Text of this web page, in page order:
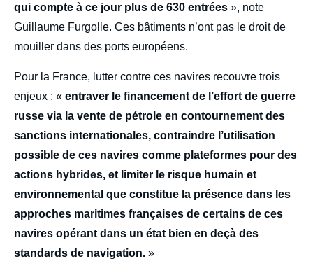
qui compte à ce jour plus de 630 entrées », note
Guillaume Furgolle. Ces bâtiments n’ont pas le droit de
mouiller dans des ports européens.
Pour la France, lutter contre ces navires recouvre trois
enjeux : « entraver le financement de l’effort de guerre
russe via la vente de pétrole en contournement des
sanctions internationales, contraindre l’utilisation
possible de ces navires comme plateformes pour des
actions hybrides, et limiter le risque humain et
environnemental que constitue la présence dans les
approches maritimes françaises de certains de ces
navires opérant dans un état bien en deçà des
standards de navigation. »